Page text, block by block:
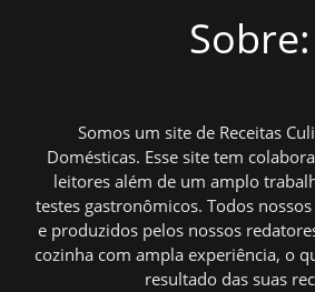
Sobre:
Somos um site de Receitas
Domésticas. Esse site tem
leitores além de um amplo
testes gastronômicos. Todos
e produzidos pelos nossos
cozinha com ampla experiência, o
resultado das suas